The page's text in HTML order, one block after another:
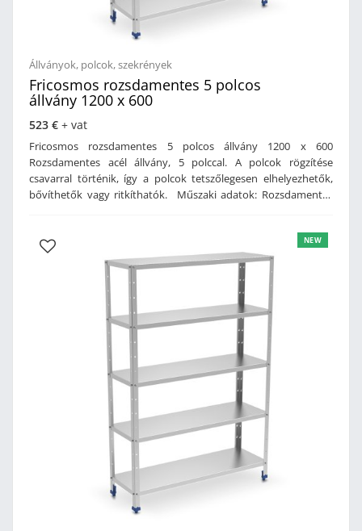
Állványok, polcok, szekrények
Fricosmos rozsdamentes 5 polcos
állvány 1200 x 600
523 € + vat
Fricosmos rozsdamentes 5 polcos állvány 1200 x 600
Rozsdamentes acél állvány, 5 polccal. A polcok rögzítése
csavarral történik, így a polcok tetszőlegesen elhelyezhetők,
bővíthetők vagy ritkíthatók. Műszaki adatok: Rozsdamentes
1200 x 600 x 1750 mm (szé x mé x ma)Súly: 37 kg
NEW